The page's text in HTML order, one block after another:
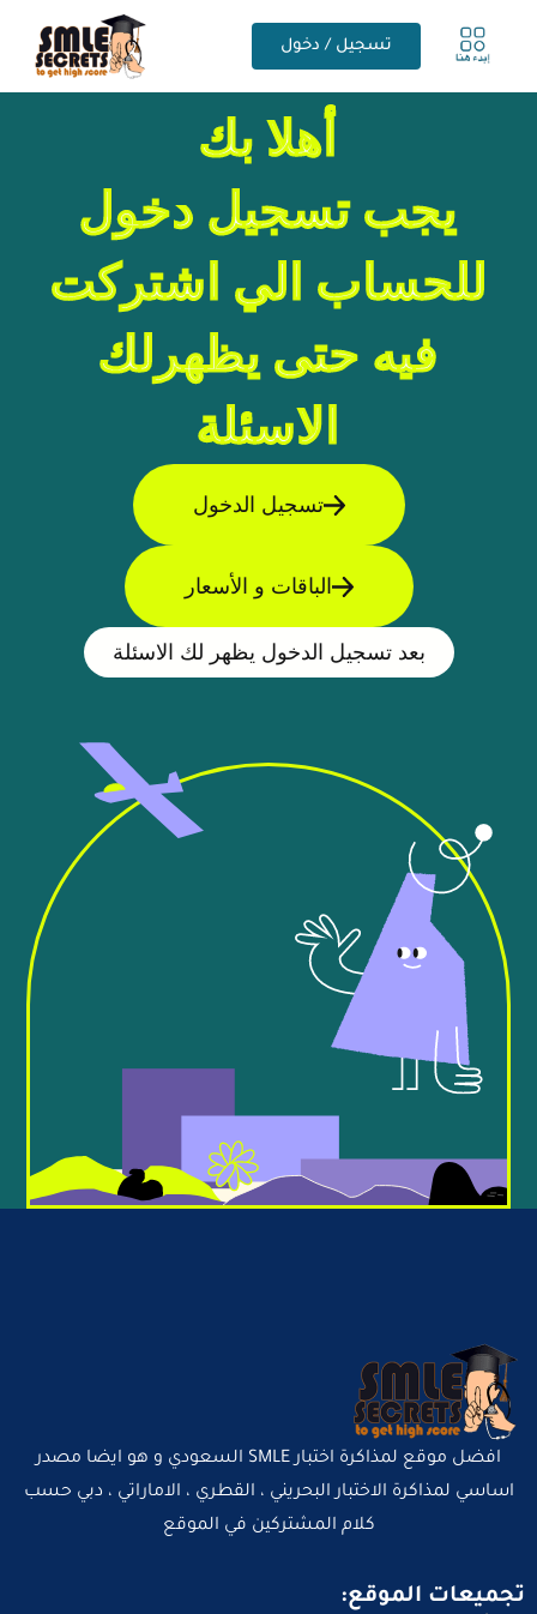
تسجيل / دخول
أهلا بك
يجب تسجيل دخول
للحساب الي اشتركت
فيه حتى يظهرلك
الاسئلة
تسجيل الدخول
الباقات و الأسعار
بعد تسجيل الدخول يظهر لك الاسئلة
افضل موقع لمذاكرة اختبار SMLE السعودي و هو ايضا مصدر
اساسي لمذاكرة الاختبار البحريني ، القطري ، الاماراتي ، دبي حسب
كلام المشتركين في الموقع
تجميعات الموقع: